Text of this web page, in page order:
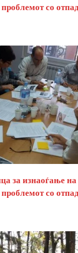
со
за изнаоѓање
со